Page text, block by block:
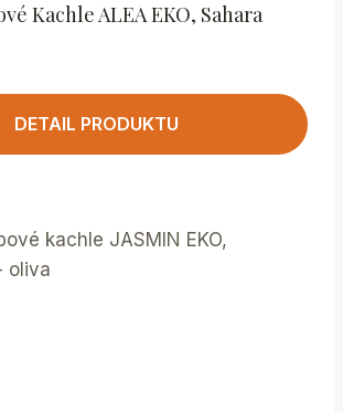
Kachle ALEA EKO, Sahara
DETAIL PRODUKTU